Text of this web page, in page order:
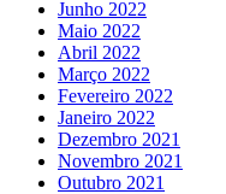
Junho 2022
Maio 2022
Abril 2022
Março 2022
Fevereiro 2022
Janeiro 2022
Dezembro 2021
Novembro 2021
Outubro 2021